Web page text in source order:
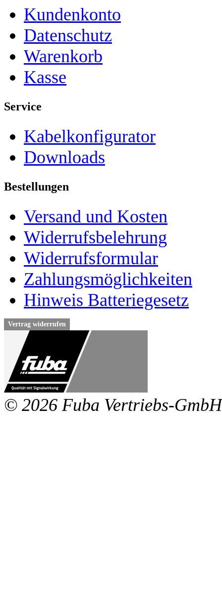
Kundenkonto
Datenschutz
Warenkorb
Kasse
Service
Kabelkonfigurator
Downloads
Bestellungen
Versand und Kosten
Widerrufsbelehrung
Widerrufsformular
Zahlungsmöglichkeiten
Hinweis Batteriegesetz
Vertrag widerrufen
© 2026 Fuba Vertriebs-GmbH